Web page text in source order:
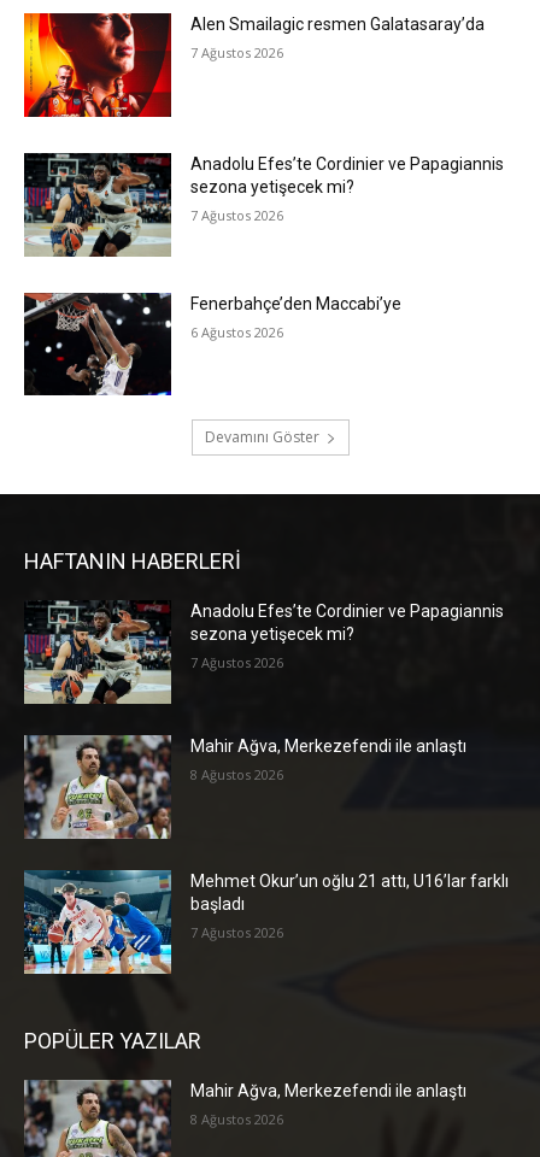
Alen Smailagic resmen Galatasaray’da
7 Ağustos 2026
Anadolu Efes’te Cordinier ve Papagiannis
sezona yetişecek mi?
7 Ağustos 2026
Fenerbahçe’den Maccabi’ye
6 Ağustos 2026
Devamını Göster
HAFTANIN HABERLERİ
Anadolu Efes’te Cordinier ve Papagiannis
sezona yetişecek mi?
7 Ağustos 2026
Mahir Ağva, Merkezefendi ile anlaştı
8 Ağustos 2026
Mehmet Okur’un oğlu 21 attı, U16’lar farklı
başladı
7 Ağustos 2026
POPÜLER YAZILAR
Mahir Ağva, Merkezefendi ile anlaştı
8 Ağustos 2026